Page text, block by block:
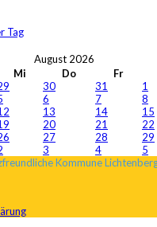
Tag
August 2026
Mi Do Fr
30 31 1
6 7 8
13 14 15
20 21 22
27 28 29
3 4 5
Kommune